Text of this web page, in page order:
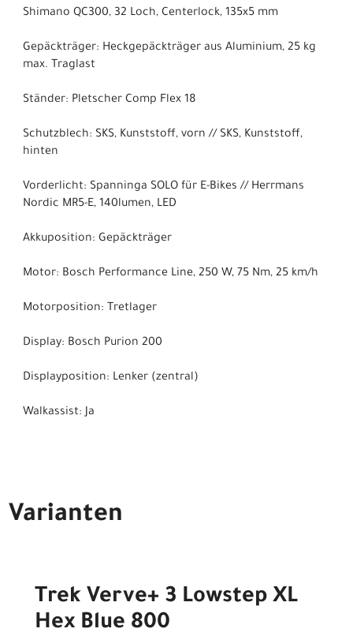
Shimano QC300, 32 Loch, Centerlock, 135x5 mm
Gepäckträger: Heckgepäckträger aus Aluminium, 25 kg
max. Traglast
Ständer: Pletscher Comp Flex 18
Schutzblech: SKS, Kunststoff, vorn // SKS, Kunststoff,
hinten
Vorderlicht: Spanninga SOLO für E-Bikes // Herrmans
Nordic MR5-E, 140lumen, LED
Akkuposition: Gepäckträger
Motor: Bosch Performance Line, 250 W, 75 Nm, 25 km/h
Motorposition: Tretlager
Display: Bosch Purion 200
Displayposition: Lenker (zentral)
Walkassist: Ja
Varianten
Trek Verve+ 3 Lowstep XL
Hex Blue 800